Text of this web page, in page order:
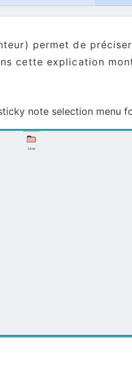
permet de
cette explication
note selection menu